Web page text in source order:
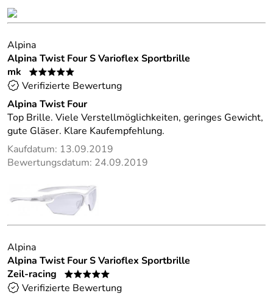
Alpina
Alpina Twist Four S Varioflex Sportbrille
mk
*****
Verifizierte Bewertung
Alpina Twist Four
Top Brille. Viele Verstellmöglichkeiten, geringes Gewicht,
gute Gläser. Klare Kaufempfehlung.
Kaufdatum: 13.09.2019
Bewertungsdatum: 24.09.2019
Alpina
Alpina Twist Four S Varioflex Sportbrille
Zeil-racing
*****
Verifizierte Bewertung